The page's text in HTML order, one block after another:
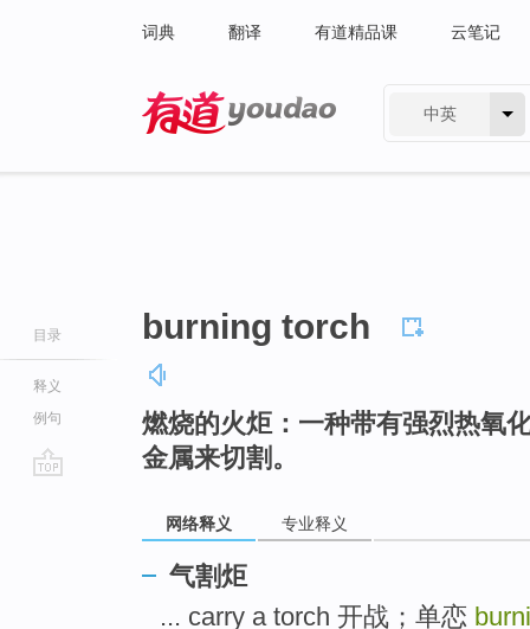
词典 翻译 有道精品课 云笔记
中英
目录
释义
例句
burning torch
燃烧的火炬：一种带有强烈热氧
金属来切割。
网络释义 专业释义
气割炬
... carry a torch 开战；单恋